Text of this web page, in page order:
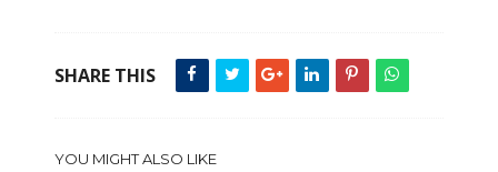
SHARE THIS
YOU MIGHT ALSO LIKE